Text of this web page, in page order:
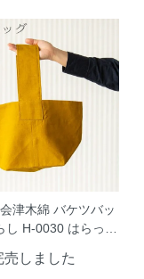
津木綿 バケツバッ
し H-0030 はらっぱ
売しました